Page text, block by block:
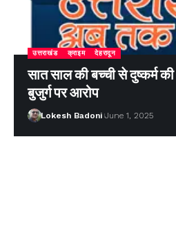
उत्तराखंड क्राइम देहरादून
सात साल की बच्ची से दुष्कर्म
बुजुर्ग पर आरोप
Lokesh Badoni June 1, 2025